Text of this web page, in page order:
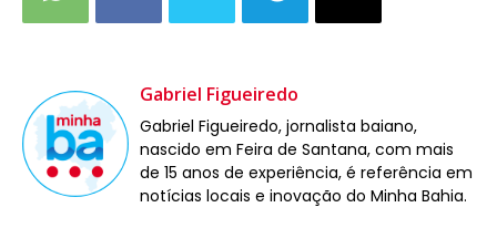
Gabriel Figueiredo
Gabriel Figueiredo, jornalista baiano,
nascido em Feira de Santana, com mais
de 15 anos de experiência, é referência em
notícias locais e inovação do Minha Bahia.